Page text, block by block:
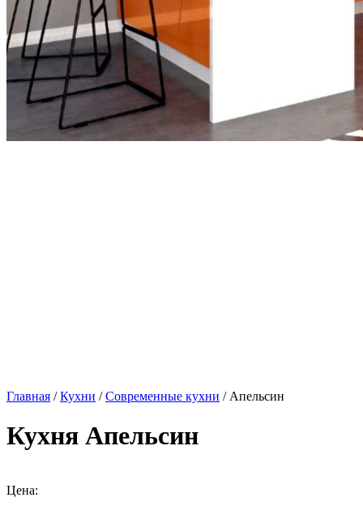
Главная /Кухни /Современные кухни / Апельсин
Кухня Апельсин
Цена: